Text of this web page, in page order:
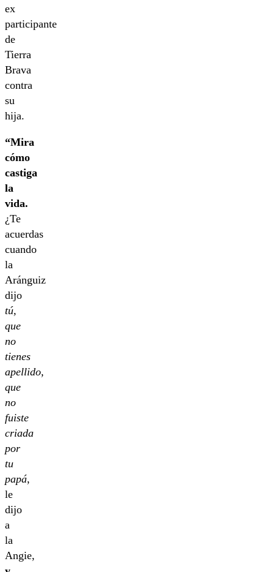
ex
participante
de
Tierra
Brava
contra
su
hija.
“Mira
cómo
castiga
la
vida.
¿Te
acuerdas
cuando
la
Aránguiz
dijo
tú,
que
no
tienes
apellido,
que
no
fuiste
criada
por
tu
papá,
le
dijo
a
la
Angie,